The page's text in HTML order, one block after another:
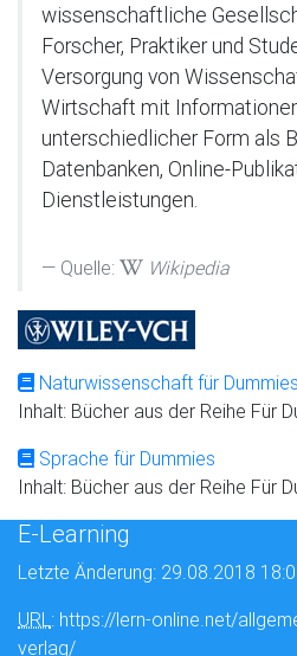
wissenschaftliche
Forscher, Praktiker und
Versorgung von
Wirtschaft mit
unterschiedlicher Form als
Datenbanken, Online-
Dienstleistungen.
Quelle: Wikipedia
Naturwissenschaft für Dummies
Inhalt: Bücher aus der Reihe Für
Sprache für Dummies
Inhalt: Bücher aus der Reihe Für
E-Learning
Letzte Änderung: 29.08.2018
URL: https://lern-online.net/
verlag/